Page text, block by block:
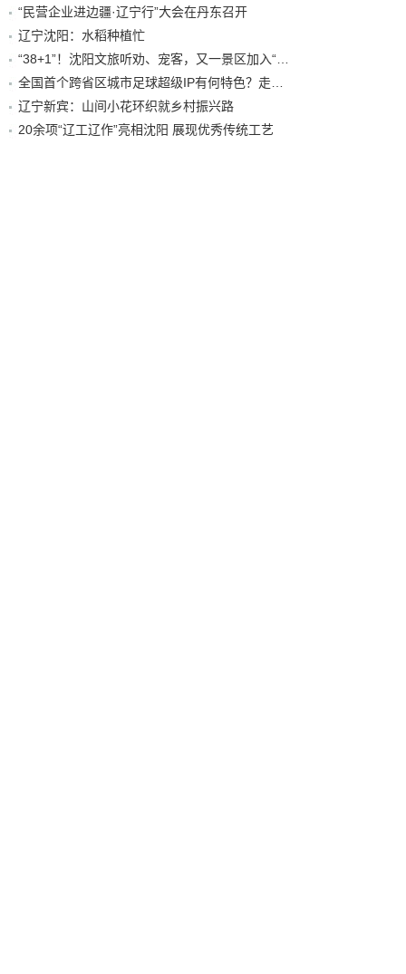
“民营企业进边疆·辽宁行”大会在丹东召开
辽宁沈阳：水稻种植忙
辽宁新宾：山间小花环织就乡村振兴路
20余项“辽工辽作”亮相沈阳 展现优秀传统工艺